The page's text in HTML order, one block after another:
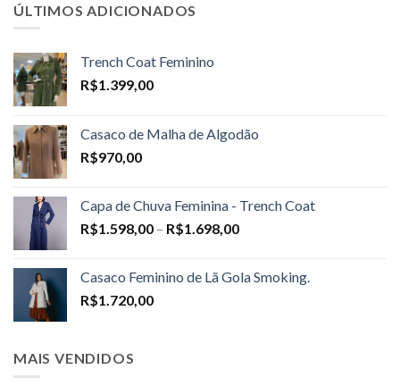
ÚLTIMOS ADICIONADOS
Trench Coat Feminino
R$1.399,00
Casaco de Malha de Algodão
R$970,00
Capa de Chuva Feminina - Trench Coat
R$1.598,00 – R$1.698,00Price
through
Casaco Feminino de Lã Gola Smoking.
R$1.720,00
MAIS VENDIDOS